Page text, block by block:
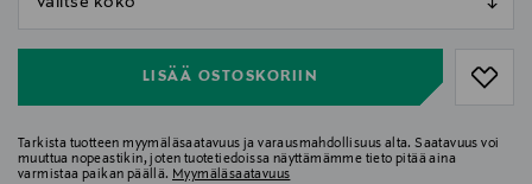
LISÄÄ OSTOSKORIIN
Tarkista tuotteen myymäläsaatavuus ja varausmahdollisuus alta. Saatavuus voi
muuttua nopeastikin, joten tuotetiedoissa näyttämämme tieto pitää aina
varmistaa paikan päällä. Myymäläsaatavuus